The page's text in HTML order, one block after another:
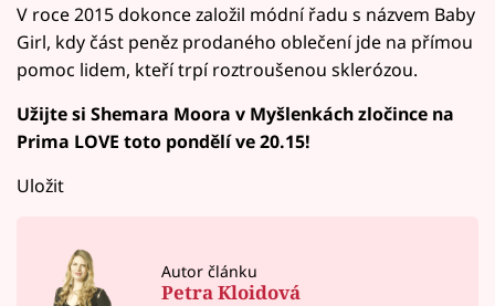
V roce 2015 dokonce založil módní řadu s názvem Baby
Girl, kdy část peněz prodaného oblečení jde na přímou
pomoc lidem, kteří trpí roztroušenou sklerózou.
Užijte si Shemara Moora v Myšlenkách zločince na
Prima LOVE toto pondělí ve 20.15!
Uložit
Autor článku
Petra Kloidová